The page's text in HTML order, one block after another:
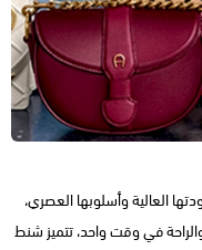
العالية وأسلوبها العصري،
في وقت واحد، تتميز شنط